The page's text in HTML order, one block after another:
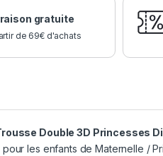
gratuite
de 69€ d'achats
Double 3D Princesses
les enfants de Maternelle /